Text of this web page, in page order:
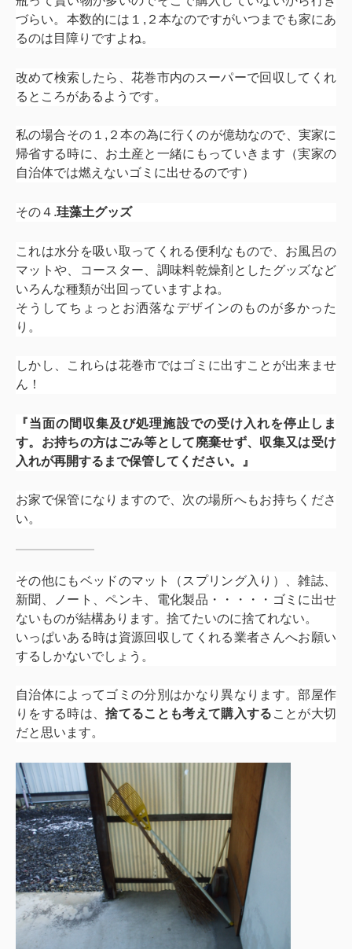
づらい。本数的には１,２本なのですがいつまでも家にあ
るのは目障りですよね。
改めて検索したら、花巻市内のスーパーで回収してくれ
るところがあるようです。
私の場合その１,２本の為に行くのが億劫なので、実家に
帰省する時に、お土産と一緒にもっていきます（実家の
自治体では燃えないゴミに出せるのです）
その４.珪藻土グッズ
これは水分を吸い取ってくれる便利なもので、お風呂の
マットや、コースター、調味料乾燥剤としたグッズなど
いろんな種類が出回っていますよね。
そうしてちょっとお洒落なデザインのものが多かった
り。
しかし、これらは花巻市ではゴミに出すことが出来ませ
ん！
『当面の間収集及び処理施設での受け入れを停止しま
す。お持ちの方はごみ等として廃棄せず、収集又は受け
入れが再開するまで保管してください。』
お家で保管になりますので、次の場所へもお持ちくださ
い。
その他にもベッドのマット（スプリング入り）、雑誌、
新聞、ノート、ペンキ、電化製品・・・・・ゴミに出せ
ないものが結構あります。捨てたいのに捨てれない。
いっぱいある時は資源回収してくれる業者さんへお願い
するしかないでしょう。
自治体によってゴミの分別はかなり異なります。部屋作
りをする時は、捨てることも考えて購入する ことが大切
だと思います。